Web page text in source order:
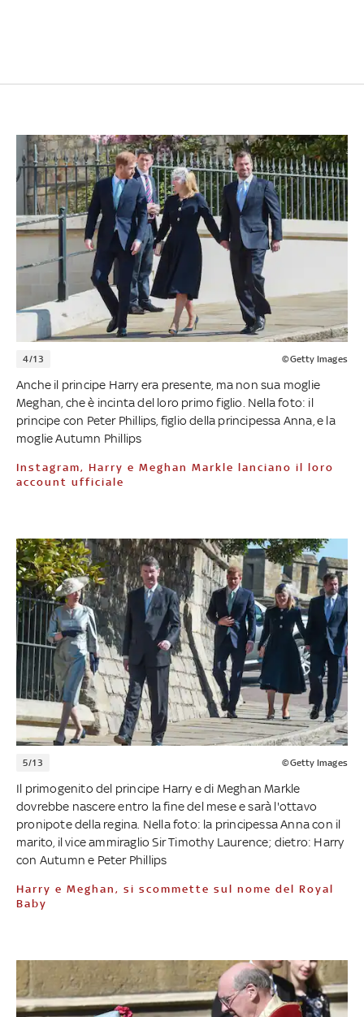
4/13 ©Getty Images
Anche il principe Harry era presente, ma non sua moglie
Meghan, che è incinta del loro primo figlio. Nella foto: il
principe con Peter Phillips, figlio della principessa Anna, e la
moglie Autumn Phillips
Instagram, Harry e Meghan Markle lanciano il loro
account ufficiale
5/13 ©Getty Images
Il primogenito del principe Harry e di Meghan Markle
dovrebbe nascere entro la fine del mese e sarà l'ottavo
pronipote della regina. Nella foto: la principessa Anna con il
marito, il vice ammiraglio Sir Timothy Laurence; dietro: Harry
con Autumn e Peter Phillips
Harry e Meghan, si scommette sul nome del Royal
Baby